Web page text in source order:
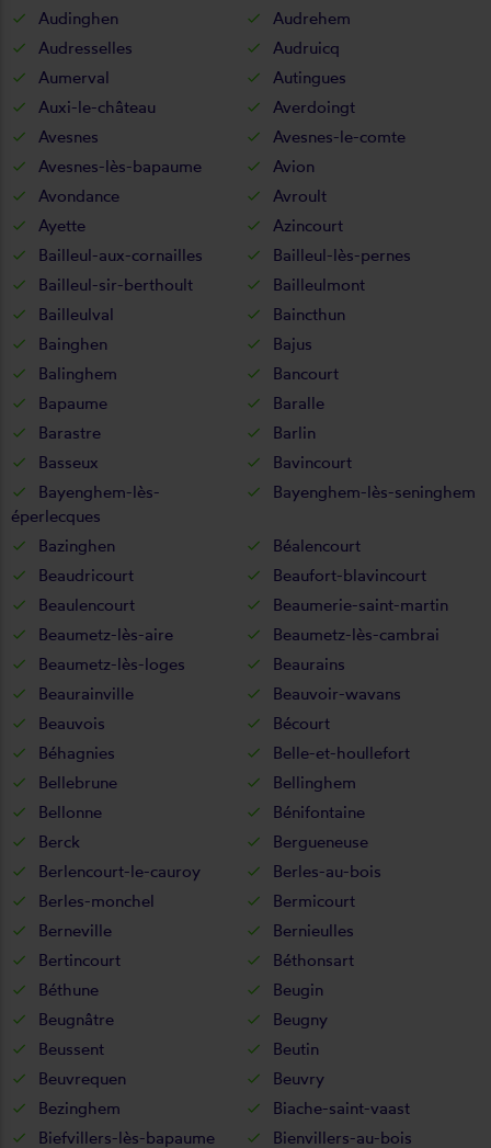
Audinghen
Audrehem
Audresselles
Audruicq
Aumerval
Autingues
Auxi-le-château
Averdoingt
Avesnes
Avesnes-le-comte
Avesnes-lès-bapaume
Avion
Avondance
Avroult
Ayette
Azincourt
Bailleul-aux-cornailles
Bailleul-lès-pernes
Bailleul-sir-berthoult
Bailleulmont
Bailleulval
Baincthun
Bainghen
Bajus
Balinghem
Bancourt
Bapaume
Baralle
Barastre
Barlin
Basseux
Bavincourt
Bayenghem-lès-
éperlecques
Bayenghem-lès-seninghem
Bazinghen
Béalencourt
Beaudricourt
Beaufort-blavincourt
Beaulencourt
Beaumerie-saint-martin
Beaumetz-lès-aire
Beaumetz-lès-cambrai
Beaumetz-lès-loges
Beaurains
Beaurainville
Beauvoir-wavans
Beauvois
Bécourt
Béhagnies
Belle-et-houllefort
Bellebrune
Bellinghem
Bellonne
Bénifontaine
Berck
Bergueneuse
Berlencourt-le-cauroy
Berles-au-bois
Berles-monchel
Bermicourt
Berneville
Bernieulles
Bertincourt
Béthonsart
Béthune
Beugin
Beugnâtre
Beugny
Beussent
Beutin
Beuvrequen
Beuvry
Bezinghem
Biache-saint-vaast
Biefvillers-lès-bapaume
Bienvillers-au-bois